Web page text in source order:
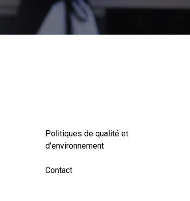
Politiques de qualité et
d'environnement
Contact